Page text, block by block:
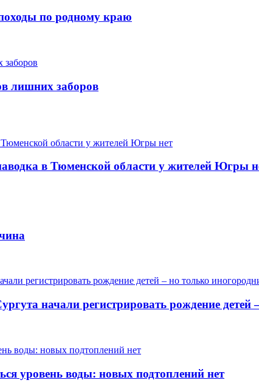
по родному краю
лишних заборов
в Тюменской области у жителей Югры
начали регистрировать рождение
уровень воды: новых подтоплений нет